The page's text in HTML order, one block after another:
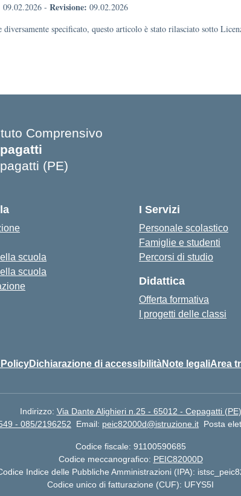
09.02.2026 - Revisione: 09.02.2026
diversamente specificato, questo articolo è stato rilasciato sotto
Comprensivo
(PE)
scuola
scuola
I Servizi
Personale scolastico
Famiglie e studenti
Percorsi di studio
Didattica
Offerta formativa
I progetti delle classi
Dichiarazione di accessibilitàNote legaliArea
Indirizzo: Via Dante Alighieri n.25 - 65012 - Cepagatti (PE)
- 085/2196252 Email: peic82000d@istruzione.it Posta
Codice fiscale: 91100590685
Codice meccanografico: PEIC82000D
Indice delle Pubbliche Amministrazioni (IPA):
Codice unico di fatturazione (CUF): UFYS5I